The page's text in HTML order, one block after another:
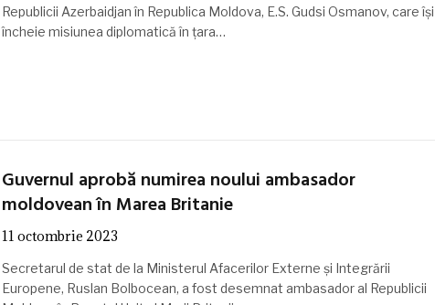
Republicii Azerbaidjan în Republica Moldova, E.S. Gudsi Osmanov, care își
încheie misiunea diplomatică în țara…
Guvernul aprobă numirea noului ambasador
moldovean în Marea Britanie
11 octombrie 2023
Secretarul de stat de la Ministerul Afacerilor Externe și Integrării
Europene, Ruslan Bolbocean, a fost desemnat ambasador al Republicii